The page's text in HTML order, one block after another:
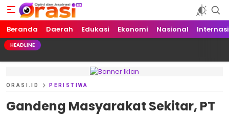
Orasi.ID
Opini dan Aspirasi!
Beranda Daerah Edukasi Ekonomi Nasional
HEADLINE
ORASI.ID PERISTIWA
Gandeng Masyarakat Sekitar, PT